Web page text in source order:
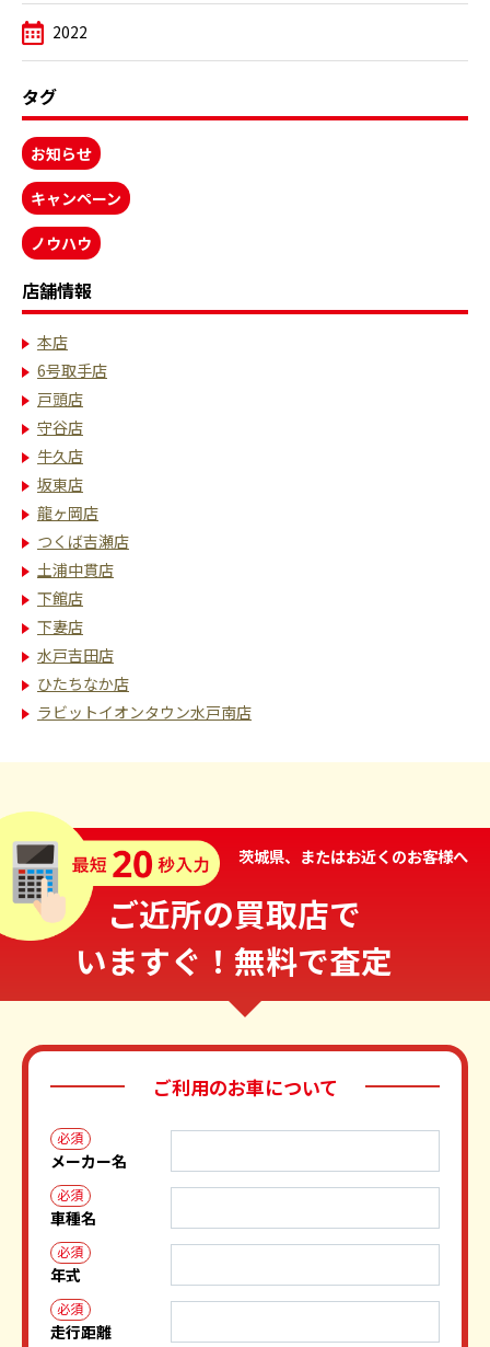
2022
タグ
お知らせ
キャンペーン
ノウハウ
店舗情報
本店
6号取手店
戸頭店
守谷店
牛久店
坂東店
龍ヶ岡店
つくば吉瀬店
土浦中貫店
下館店
下妻店
水戸吉田店
ひたちなか店
ラビットイオンタウン水戸南店
茨城県、またはお近くのお客様へ
ご近所の買取店で
いますぐ！無料で査定
ご利用のお車について
必須
メーカー名
必須
車種名
必須
年式
必須
走行距離